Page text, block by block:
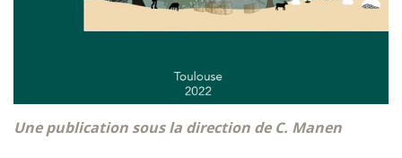
Une publication sous la direction de C. Manen